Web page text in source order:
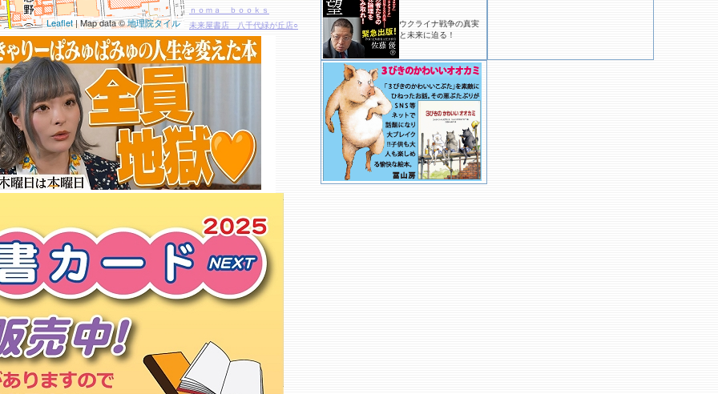
Leaflet| Map data ©地理院タイル
ｎｏｍａ ｂｏｏｋｓ
未来屋書店 八千代緑が丘店○
くわのみ書房
中村書店
店
西船ブック
アニメイト イオンモール津田沼
丸善 津田沼店
くまざわ書店 八千代台店○
チェリー
本屋ｌｉｇｈｔｈｏｕｓｅ
さくら書店
くまざわ書店 幕張店○
丸善 神田外語大学売店
ラオックス 幕張店
日本教材販売 渋谷学園幕張高校
ウクライナ戦争の真実
と未来に迫る！